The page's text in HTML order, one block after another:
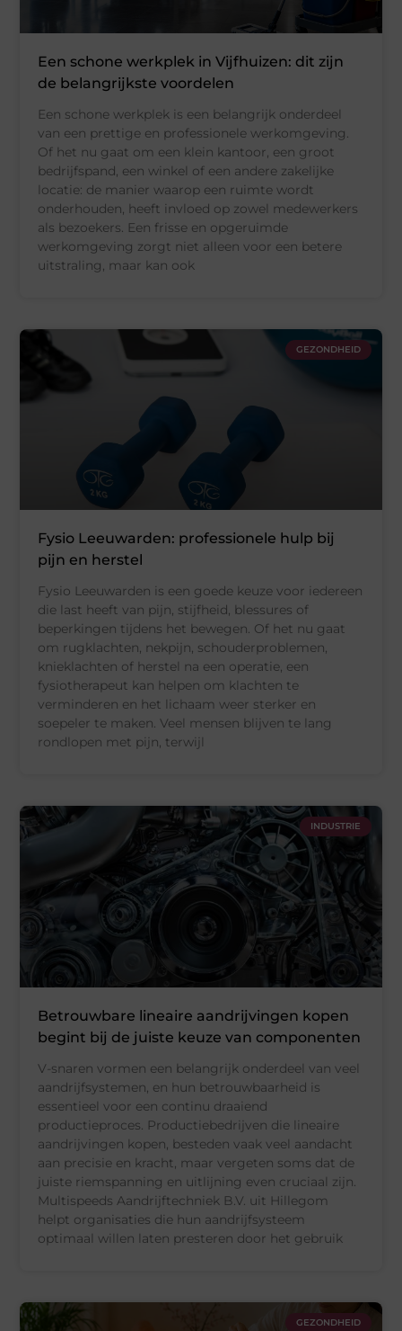
Een schone werkplek in Vijfhuizen: dit zijn
de belangrijkste voordelen
Een schone werkplek is een belangrijk onderdeel
van een prettige en professionele werkomgeving.
Of het nu gaat om een klein kantoor, een groot
bedrijfspand, een winkel of een andere zakelijke
locatie: de manier waarop een ruimte wordt
onderhouden, heeft invloed op zowel medewerkers
als bezoekers. Een frisse en opgeruimde
werkomgeving zorgt niet alleen voor een betere
uitstraling, maar kan ook
GEZONDHEID
Fysio Leeuwarden: professionele hulp bij
pijn en herstel
Fysio Leeuwarden is een goede keuze voor iedereen
die last heeft van pijn, stijfheid, blessures of
beperkingen tijdens het bewegen. Of het nu gaat
om rugklachten, nekpijn, schouderproblemen,
knieklachten of herstel na een operatie, een
fysiotherapeut kan helpen om klachten te
verminderen en het lichaam weer sterker en
soepeler te maken. Veel mensen blijven te lang
rondlopen met pijn, terwijl
INDUSTRIE
Betrouwbare lineaire aandrijvingen kopen
begint bij de juiste keuze van componenten
V-snaren vormen een belangrijk onderdeel van veel
aandrijfsystemen, en hun betrouwbaarheid is
essentieel voor een continu draaiend
productieproces. Productiebedrijven die lineaire
aandrijvingen kopen, besteden vaak veel aandacht
aan precisie en kracht, maar vergeten soms dat de
juiste riemspanning en uitlijning even cruciaal zijn.
Multispeeds Aandrijftechniek B.V. uit Hillegom
helpt organisaties die hun aandrijfsysteem
optimaal willen laten presteren door het gebruik
GEZONDHEID